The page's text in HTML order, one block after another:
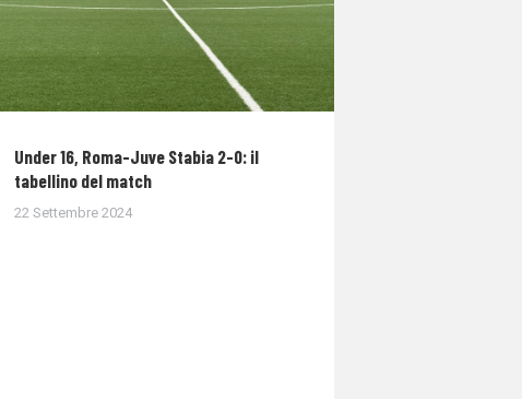
Under 16, Roma-Juve Stabia 2-0: il
tabellino del match
22 Settembre 2024